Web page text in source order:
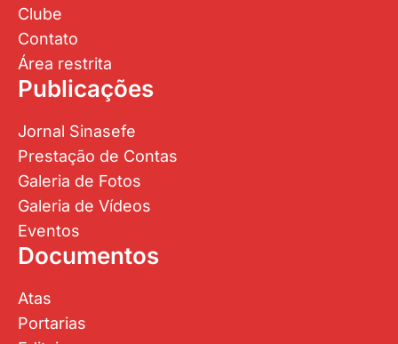
Clube
Contato
Área restrita
Publicações
Jornal Sinasefe
Prestação de Contas
Galeria de Fotos
Galeria de Vídeos
Eventos
Documentos
Atas
Portarias